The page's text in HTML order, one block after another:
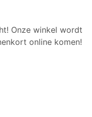
Onze winkel wordt
online komen!